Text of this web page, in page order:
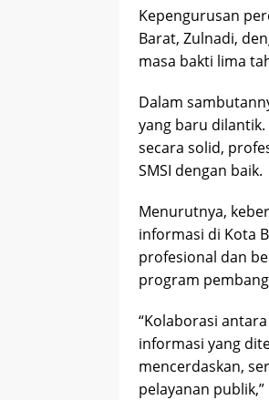
Kepengurusan
Barat, Zulnadi,
masa bakti lima
Dalam
yang baru
secara solid,
SMSI dengan baik.
Menurutnya,
informasi di Kota
profesional dan
program
“Kolaborasi
informasi yang
mencerdaskan,
pelayanan